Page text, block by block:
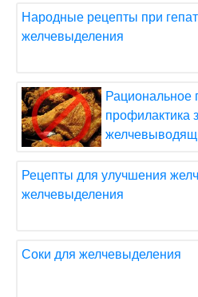
Народные рецепты при
желчевыделения
Рациональное
профилактика
Рецепты для улучшения
желчевыделения
Соки для желчевыделения